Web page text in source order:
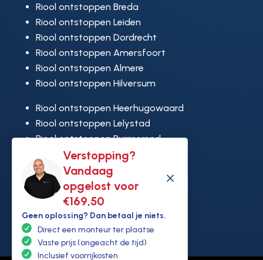
Verstopping?
Vandaag
opgelost voor
€169,50
M
Geen oplossing? Dan betaal je niets.
Direct een monteur ter plaatse
Vaste prijs (ongeacht de tijd)
Inclusief voorrijkosten
Riool ontstoppen Breda
Riool ontstoppen Leiden
Riool ontstoppen Dordrecht
Riool ontstoppen Amersfoort
Riool ontstoppen Almere
Riool ontstoppen Hilversum
Riool ontstoppen Heerhugowaard
Riool ontstoppen Lelystad
Riool ontstoppen Purmerend
Riool ontstoppen Ridderkerk
Riool ontstoppen Rijswijk
Riool ontstoppen Hoek van Holland